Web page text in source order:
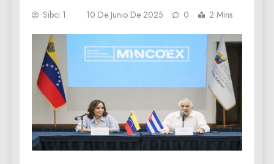
Sibci 1 10 De Junio De 2025 0 2 Mins